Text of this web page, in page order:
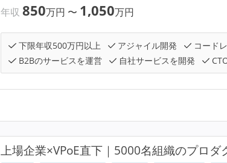
年収850万円 〜 1,050万円
下限年収500万円以上 アジャイル開発 コード
B2Bのサービスを運営
自社サービスを開発
上場企業×VPoE直下｜5000名組織のプロダ